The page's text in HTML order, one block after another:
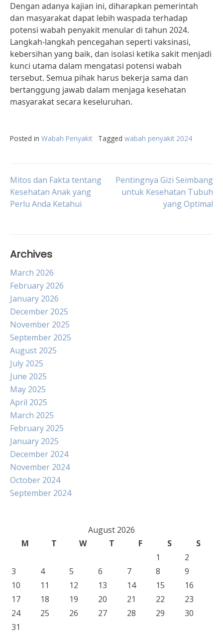
Dengan adanya kajian ini, diharapkan pemerintah
dan masyarakat dapat lebih waspada terhadap
potensi wabah penyakit menular di tahun 2024.
Langkah-langkah pencegahan seperti vaksinasi,
kebersihan yang baik, dan isolasi ketika sakit menjadi
kunci utama dalam mengatasi potensi wabah
tersebut. Semua pihak harus bekerja sama dan
bertanggung jawab dalam menjaga kesehatan
masyarakat secara keseluruhan.
Posted in Wabah Penyakit Tagged wabah penyakit 2024
Post
navigation
Mitos dan Fakta tentang
Kesehatan Anak yang
Perlu Anda Ketahui
Pentingnya Gizi Seimbang
untuk Kesehatan Tubuh
yang Optimal
Archives
March 2026
February 2026
January 2026
December 2025
November 2025
September 2025
August 2025
July 2025
June 2025
May 2025
April 2025
March 2025
February 2025
January 2025
December 2024
November 2024
October 2024
September 2024
August 2026
M
T W T F S
S
1
2
3
4 5 6 7 8
9
10
11 12 13 14 15
16
17
18 19 20 21 22
23
24
25 26 27 28 29
30
31